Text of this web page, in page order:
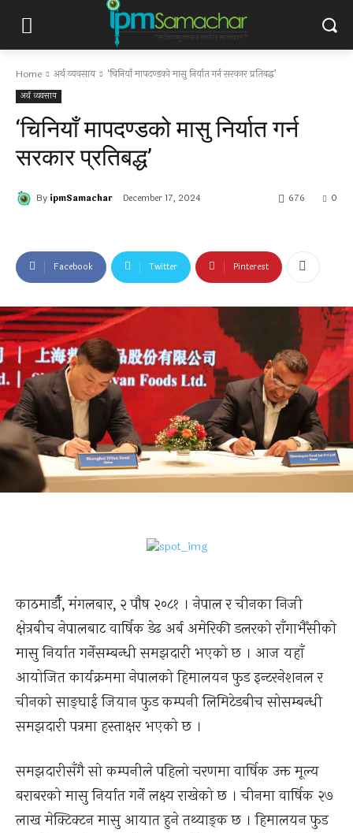
Home अर्थ व्यवसाय ‘चिनियाँ मापदण्डको मासु निर्यात गर्न सरकार प्रतिबद्ध’
अर्थ व्यवसाय
‘चिनियाँ मापदण्डको मासु निर्यात गर्न
सरकार प्रतिबद्ध’
By ipmSamachar December 17, 2024 0
676
Facebook Twitter Pinterest
काठमाडौँ, मंगलबार, २ पौष २०८१ । नेपाल र चीनका निजी
क्षेत्रबीच नेपालबाट वार्षिक डेढ अर्ब अमेरिकी डलरको राँगाभैँसीको
मासु निर्यात गर्नेसम्बन्धी समझदारी भएको छ । आज यहाँ
आयोजित कार्यक्रममा नेपालको हिमालयन फुड इन्टरनेशनल र
चीनको साङ्घाई जियान फुड कम्पनी लिमिटेडबीच सोसम्बन्धी
समझदारी पत्रमा हस्ताक्षर भएको छ ।
समझदारीसँगै सो कम्पनीले पहिलो चरणमा वार्षिक उक्त मूल्य
बराबरको मासु निर्यात गर्ने लक्ष्य राखेको छ । चीनमा वार्षिक २७
लाख मेक्टिक्टन मासु आयात हुने तथ्याङ्क छ । हिमालयन फुड